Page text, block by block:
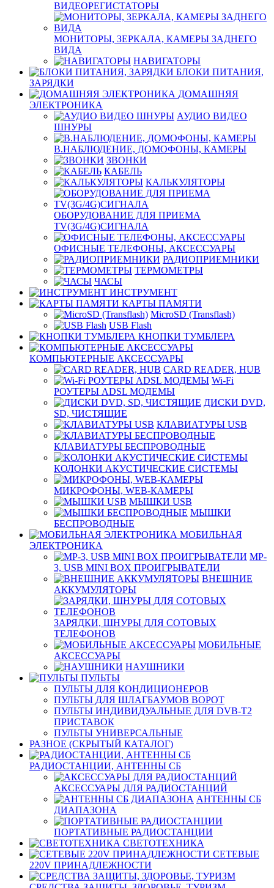
ВИДЕОРЕГИСТАТОРЫ
МОНИТОРЫ, ЗЕРКАЛА, КАМЕРЫ ЗАДНЕГО
ВИДА
НАВИГАТОРЫ
БЛОКИ ПИТАНИЯ,
ЗАРЯДКИ
ДОМАШНЯЯ
ЭЛЕКТРОНИКА
АУДИО ВИДЕО
ШНУРЫ
В.НАБЛЮДЕНИЕ, ДОМОФОНЫ, КАМЕРЫ
ЗВОНКИ
КАБЕЛЬ
КАЛЬКУЛЯТОРЫ
ОБОРУДОВАНИЕ ДЛЯ ПРИЕМА
TV(3G/4G)СИГНАЛА
ОФИСНЫЕ ТЕЛЕФОНЫ, АКСЕССУАРЫ
РАДИОПРИЕМНИКИ
ТЕРМОМЕТРЫ
ЧАСЫ
ИНСТРУМЕНТ
КАРТЫ ПАМЯТИ
MicroSD (Transflash)
USB Flash
КНОПКИ ТУМБЛЕРА
КОМПЬЮТЕРНЫЕ АКСЕССУАРЫ
CARD READER, HUB
Wi-Fi
РОУТЕРЫ ADSL МОДЕМЫ
ДИСКИ DVD,
SD, ЧИСТЯЩИЕ
КЛАВИАТУРЫ USB
КЛАВИАТУРЫ БЕСПРОВОДНЫЕ
КОЛОНКИ АКУСТИЧЕСКИЕ СИСТЕМЫ
МИКРОФОНЫ, WEB-КАМЕРЫ
МЫШКИ USB
МЫШКИ
БЕСПРОВОДНЫЕ
МОБИЛЬНАЯ
ЭЛЕКТРОНИКА
MP-
3, USB MINI BOX ПРОИГРЫВАТЕЛИ
ВНЕШНИЕ
АККУМУЛЯТОРЫ
ЗАРЯДКИ, ШНУРЫ ДЛЯ СОТОВЫХ
ТЕЛЕФОНОВ
МОБИЛЬНЫЕ
АКСЕССУАРЫ
НАУШНИКИ
ПУЛЬТЫ
ПУЛЬТЫ ДЛЯ КОНДИЦИОНЕРОВ
ПУЛЬТЫ ДЛЯ ШЛАГБАУМОВ ВОРОТ
ПУЛЬТЫ ИНДИВИДУАЛЬНЫЕ ДЛЯ DVB-T2
ПРИСТАВОК
ПУЛЬТЫ УНИВЕРСАЛЬНЫЕ
РАЗНОЕ (СКРЫТЫЙ КАТАЛОГ)
РАДИОСТАНЦИИ, АНТЕННЫ CБ
АКСЕССУАРЫ ДЛЯ РАДИОСТАНЦИЙ
АНТЕННЫ CБ
ДИАПАЗОНА
ПОРТАТИВНЫЕ РАДИОСТАНЦИИ
СВЕТОТЕХНИКА
СЕТЕВЫЕ
220V ПРИНАДЛЕЖНОСТИ